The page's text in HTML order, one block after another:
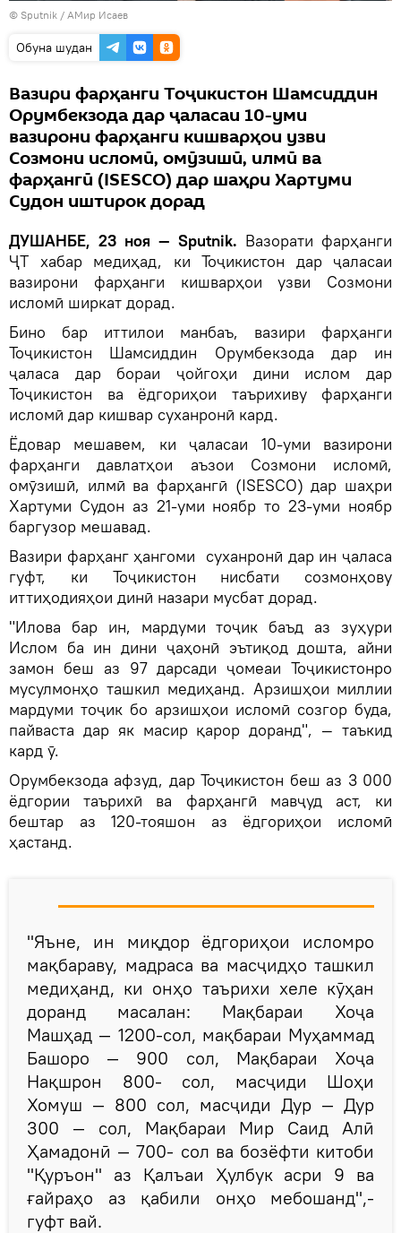
© Sputnik / АМир Исаев
Обуна шудан
Вазири фарҳанги Тоҷикистон Шамсиддин
Орумбекзода дар ҷаласаи 10-уми
вазирони фарҳанги кишварҳои узви
Созмони исломӣ, омӯзишӣ, илмӣ ва
фарҳангӣ (ISESCO) дар шаҳри Хартуми
Судон иштирок дорад
ДУШАНБЕ, 23 ноя — Sputnik. Вазорати фарҳанги
ҶТ хабар медиҳад, ки Тоҷикистон дар ҷаласаи
вазирони фарҳанги кишварҳои узви Созмони
исломӣ ширкат дорад.
Бино бар иттилои манбаъ, вазири фарҳанги
Тоҷикистон Шамсиддин Орумбекзода дар ин
ҷаласа дар бораи ҷойгоҳи дини ислом дар
Тоҷикистон ва ёдгориҳои таърихиву фарҳанги
исломӣ дар кишвар суханронӣ кард.
Ёдовар мешавем, ки ҷаласаи 10-уми вазирони
фарҳанги давлатҳои аъзои Созмони исломӣ,
омӯзишӣ, илмӣ ва фарҳангӣ (ISESCO) дар шаҳри
Хартуми Судон аз 21-уми ноябр то 23-уми ноябр
баргузор мешавад.
Вазири фарҳанг ҳангоми суханронӣ дар ин ҷаласа
гуфт, ки Тоҷикистон нисбати созмонҳову
иттиҳодияҳои динӣ назари мусбат дорад.
"Илова бар ин, мардуми тоҷик баъд аз зуҳури
Ислом ба ин дини ҷаҳонӣ эътиқод дошта, айни
замон беш аз 97 дарсади ҷомеаи Тоҷикистонро
мусулмонҳо ташкил медиҳанд. Арзишҳои миллии
мардуми тоҷик бо арзишҳои исломӣ созгор буда,
пайваста дар як масир қарор доранд", — таъкид
кард ӯ.
Орумбекзода афзуд, дар Тоҷикистон беш аз 3 000
ёдгории таърихӣ ва фарҳангӣ мавҷуд аст, ки
бештар аз 120-тояшон аз ёдгориҳои исломӣ
ҳастанд.
"Яъне, ин миқдор ёдгориҳои исломро
мақбараву, мадраса ва масҷидҳо ташкил
медиҳанд, ки онҳо таърихи хеле кӯҳан
доранд масалан: Мақбараи Хоҷа
Машҳад — 1200-сол, мақбараи Муҳаммад
Башоро — 900 сол, Мақбараи Хоҷа
Нақшрон 800- сол, масҷиди Шоҳи
Хомуш — 800 сол, масҷиди Дур — Дур
300 — сол, Мақбараи Мир Саид Алӣ
Ҳамадонӣ — 700- сол ва бозёфти китоби
"Қуръон" аз Қалъаи Ҳулбук асри 9 ва
ғайраҳо аз қабили онҳо мебошанд",-
гуфт вай.